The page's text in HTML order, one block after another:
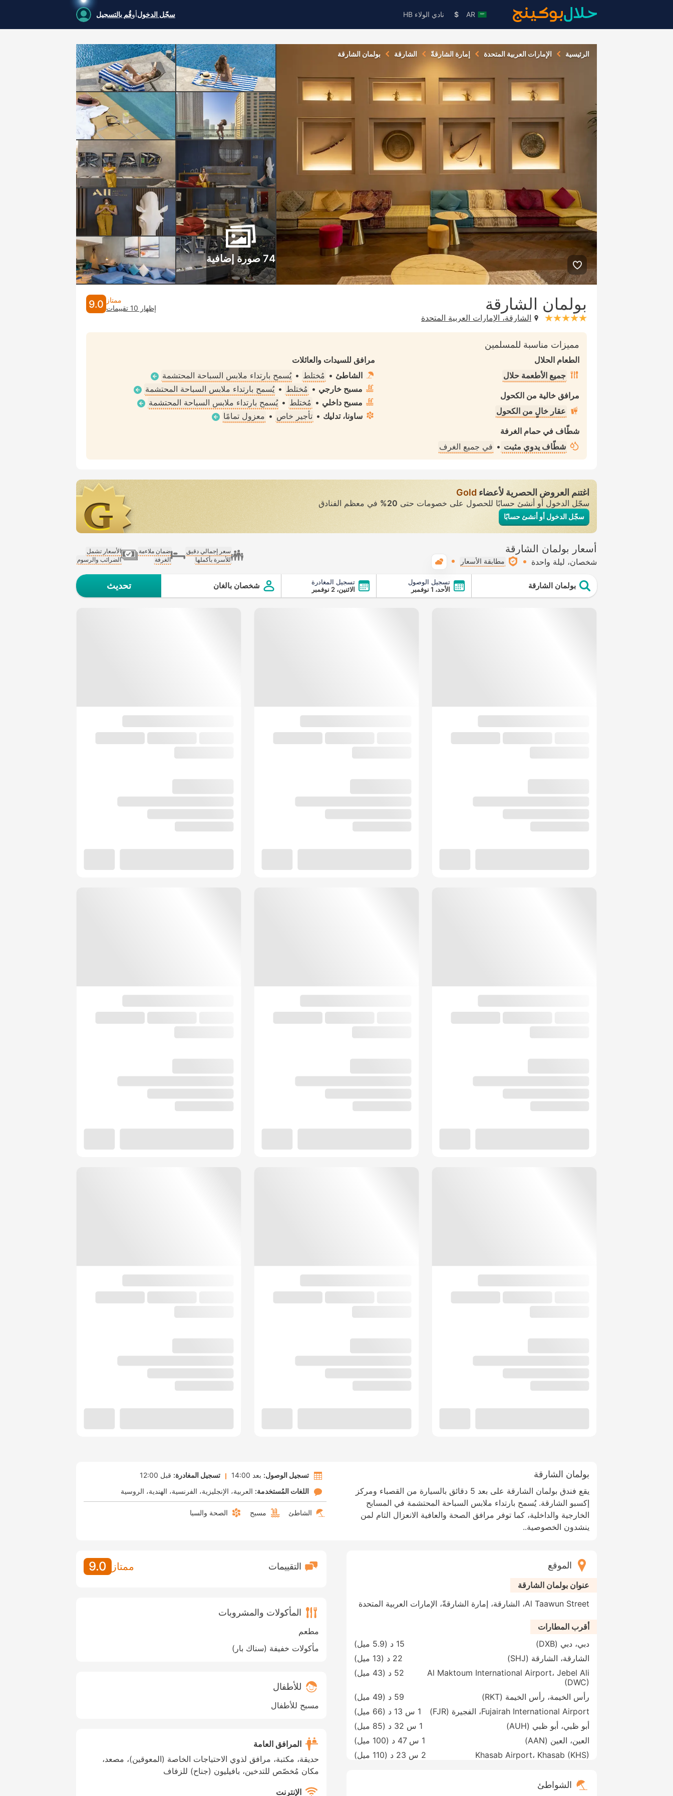
AR
$ نادي الولاء HB سجّل الدخولأوقُم بالتسجيل
الرئيسية الإمارات العربية المتحدة إمارة الشارقةّ الشارقة بولمان الشارقة
74 صورة إضافية
بولمان الشارقة
stars: 5الشارقة، الإمارات العربية المتحدة
ممتاز
إظهار 10 تقييمات
9.0
مميزات مناسبة للمسلمين
الطعام الحلال
جميع الأطعمة حلال
مرافق خالية من الكحول
عقار خالٍ من الكحول
شطّاف في حمام الغرفة
شطّاف يدوي مثبت • في جميع الغرف
مرافق للسيدات والعائلات
الشاطئ • مُختلط • يُسمح بارتداء ملابس السباحة المحتشمة
مسبح خارجي • مُختلط • يُسمح بارتداء ملابس السباحة المحتشمة
مسبح داخلي • مُختلط • يُسمح بارتداء ملابس السباحة المحتشمة
ساونا، تدليك • تأجير خاص • معزول تمامًا
اغتنم العروض الحصرية لأعضاء Gold
سجّل الدخول أو أنشئ حسابًا للحصول على خصومات حتى 20% في معظم الفنادق
سجّل الدخول أو أنشئ حسابًا
أسعار بولمان الشارقة
شخصان ليلة واحدة مطابقة الأسعار
سعر إجمالي دقيق
للأسرة بأكملها
ضمان ملاءمة
الغرفة
الأسعار تشمل
الضرائب والرسوم
بولمان الشارقة
تسجيل الوصول
الأحد، 1 نوفمبر
تسجيل المغادرة
الاثنين، 2 نوفمبر
شخصان بالغان تحديث
بولمان الشارقة
يقع فندق بولمان الشارقة على بعد 5 دقائق بالسيارة من القصباء ومركز
إكسبو الشارقة. يُسمح بارتداء ملابس السباحة المحتشمة في المسابح
الخارجية والداخلية، كما توفر مرافق الصحة والعافية الانعزال التام لمن
ينشدون الخصوصية..
تسجيل الوصول: بعد 14:00 تسجيل المغادرة: قبل 12:00
اللغات المُستخدمة: العربية الإنجليزية الفرنسية الهندية الروسية
الشاطئ مسبح الصحة والسبا
الموقع
عنوان بولمان الشارقة
Al Taawun Street، الشارقة، إمارة الشارقةّ، الإمارات العربية المتحدة
أقرب المطارات
دبي، دبي (DXB)
15 د ( 5.9 ميل
)
الشارقة، الشارقة (SHJ)
22 د ( 13 ميل
)
Al Maktoum International Airport، Jebel Ali
(DWC)
52 د ( 43 ميل )
رأس الخيمة، رأس الخيمة (RKT) 59 د ( 49 ميل
)
Fujairah International Airport، الفجيرة (FJR)
1 س 13 د ( 66 ميل
)
أبو ظبي، أبو ظبي (AUH)
1 س 32 د ( 85 ميل
)
العين، العين (AAN)
1 س 47 د ( 100 ميل
)
Khasab Airport، Khasab (KHS)
2 س 23 د ( 110 ميل )
الشواطئ
التقييمات ممتاز 9.0
المأكولات والمشروبات
مطعم
مأكولات خفيفة (سناك بار)
للأطفال
مسبح للأطفال
المرافق العامة
حديقة، مكتبة، مرافق لذوي الاحتياجات الخاصة (المعوقين)، مصعد،
مكان مُخصّص للتدخين، بافيليون (جناح) للزفاف
الإنترنت